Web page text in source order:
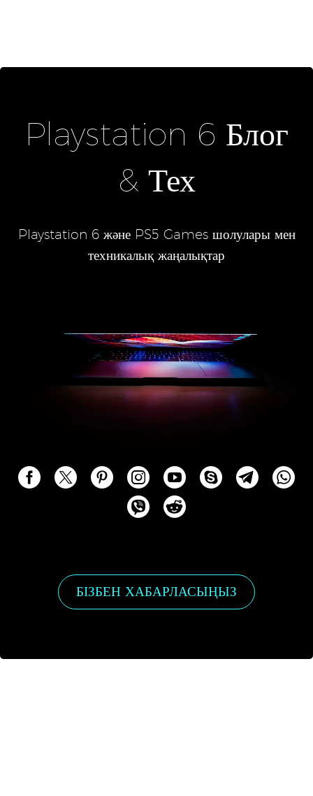
Playstation 6 Блог
& Тех
Playstation 6 және PS5 Games шолулары мен
техникалық жаңалықтар
БІЗБЕН ХАБАРЛАСЫҢЫЗ